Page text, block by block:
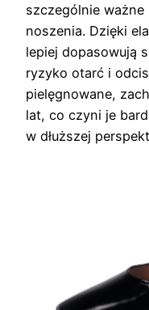
szczególnie ważne
noszenia. Dzięki
lepiej dopasowują
ryzyko otarć i
pielęgnowane,
lat, co czyni je
w dłuższej